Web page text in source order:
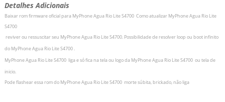
Detalhes Adicionais
Baixar rom firmware oficial para MyPhone Agua Rio Lite S4700 Como atualizarMyPhone Agua Rio Lite
S4700
reviver ou ressuscitar seu MyPhone Agua Rio Lite S4700. Possibilidade de resolver loop ou boot infinito
do MyPhone Agua Rio Lite S4700.
MyPhone Agua Rio Lite S4700 liga e só fica na tela ou logo da MyPhone Agua Rio Lite S4700 ou tela de
inicio.
Pode flashear essa rom do MyPhone Agua Rio Lite S4700 morte súbita, brickado, não liga